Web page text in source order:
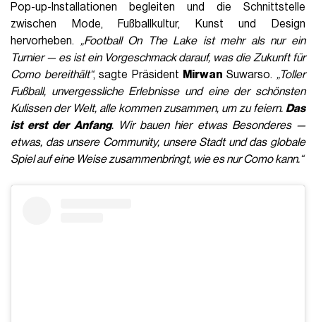
Pop-up-Installationen begleiten und die Schnittstelle
zwischen Mode, Fußballkultur, Kunst und Design
hervorheben. „Football On The Lake ist mehr als nur ein
Turnier — es ist ein Vorgeschmack darauf, was die Zukunft für
Como bereithält“, sagte Präsident Mirwan Suwarso. „Toller
Fußball, unvergessliche Erlebnisse und eine der schönsten
Kulissen der Welt, alle kommen zusammen, um zu feiern. Das
ist erst der Anfang. Wir bauen hier etwas Besonderes —
etwas, das unsere Community, unsere Stadt und das globale
Spiel auf eine Weise zusammenbringt, wie es nur Como kann.“